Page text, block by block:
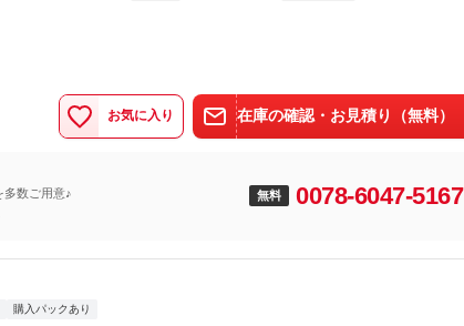
お気に入り 在庫の確認・お見積り（無料）
数ご用意♪
無料 0078-6047-5167
購入パックあり